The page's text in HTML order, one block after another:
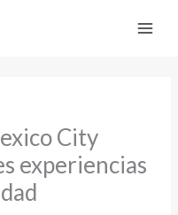
City
experiencias